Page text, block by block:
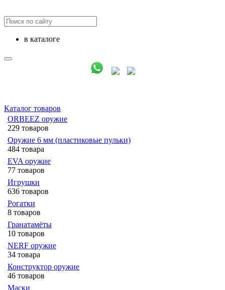
в каталоге
Каталог товаров
ORBEEZ оружие
229 товаров
Оружие 6 мм (пластиковые пульки)
484 товара
EVA оружие
77 товаров
Игрушки
636 товаров
Рогатки
8 товаров
Гранатамёты
10 товаров
NERF оружие
34 товара
Конструктор оружие
46 товаров
Маски